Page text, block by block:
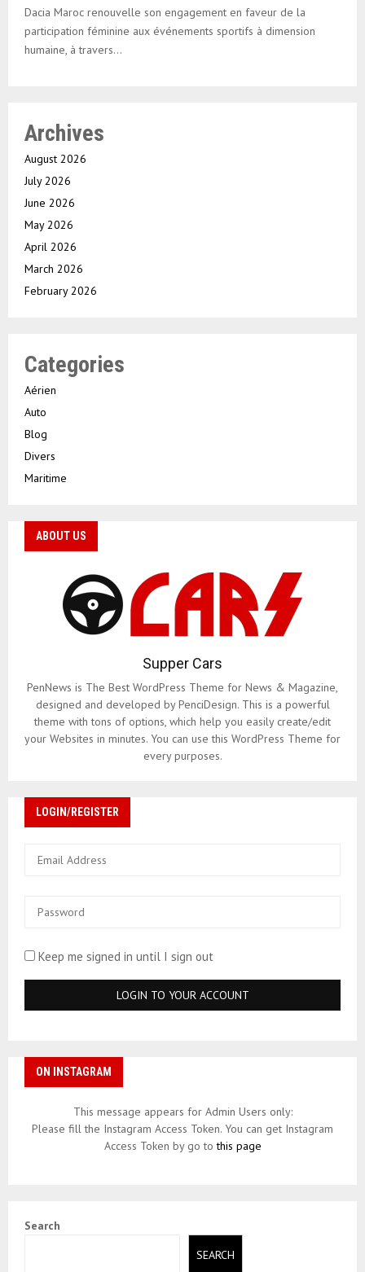
Dacia Maroc renouvelle son engagement en faveur de la
participation féminine aux événements sportifs à dimension
humaine, à travers...
Archives
August 2026
July 2026
June 2026
May 2026
April 2026
March 2026
February 2026
Categories
Aérien
Auto
Blog
Divers
Maritime
ABOUT US
Supper Cars
PenNews is The Best WordPress Theme for News & Magazine,
designed and developed by PenciDesign. This is a powerful
theme with tons of options, which help you easily create/edit
your Websites in minutes. You can use this WordPress Theme for
every purposes.
LOGIN/REGISTER
Keep me signed in until I sign out
ON INSTAGRAM
This message appears for Admin Users only:
Please fill the Instagram Access Token. You can get Instagram
Access Token by go tothis page
Search
SEARCH